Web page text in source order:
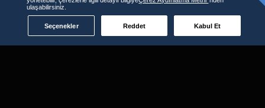
ulaşabilirsiniz.
Seçenekler Reddet Kabul Et